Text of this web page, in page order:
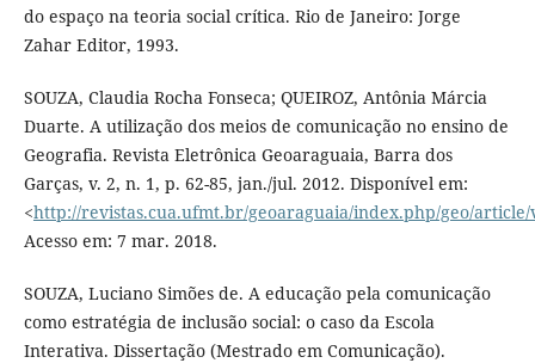
do espaço na teoria social crítica. Rio de Janeiro: Jorge
Zahar Editor, 1993.
SOUZA, Claudia Rocha Fonseca; QUEIROZ, Antônia Márcia
Duarte. A utilização dos meios de comunicação no ensino de
Geografia. Revista Eletrônica Geoaraguaia, Barra dos
Garças, v. 2, n. 1, p. 62-85, jan./jul. 2012. Disponível em:
<http://revistas.cua.ufmt.br/geoaraguaia/index.php/geo/article/
Acesso em: 7 mar. 2018.
SOUZA, Luciano Simões de. A educação pela comunicação
como estratégia de inclusão social: o caso da Escola
Interativa. Dissertação (Mestrado em Comunicação).